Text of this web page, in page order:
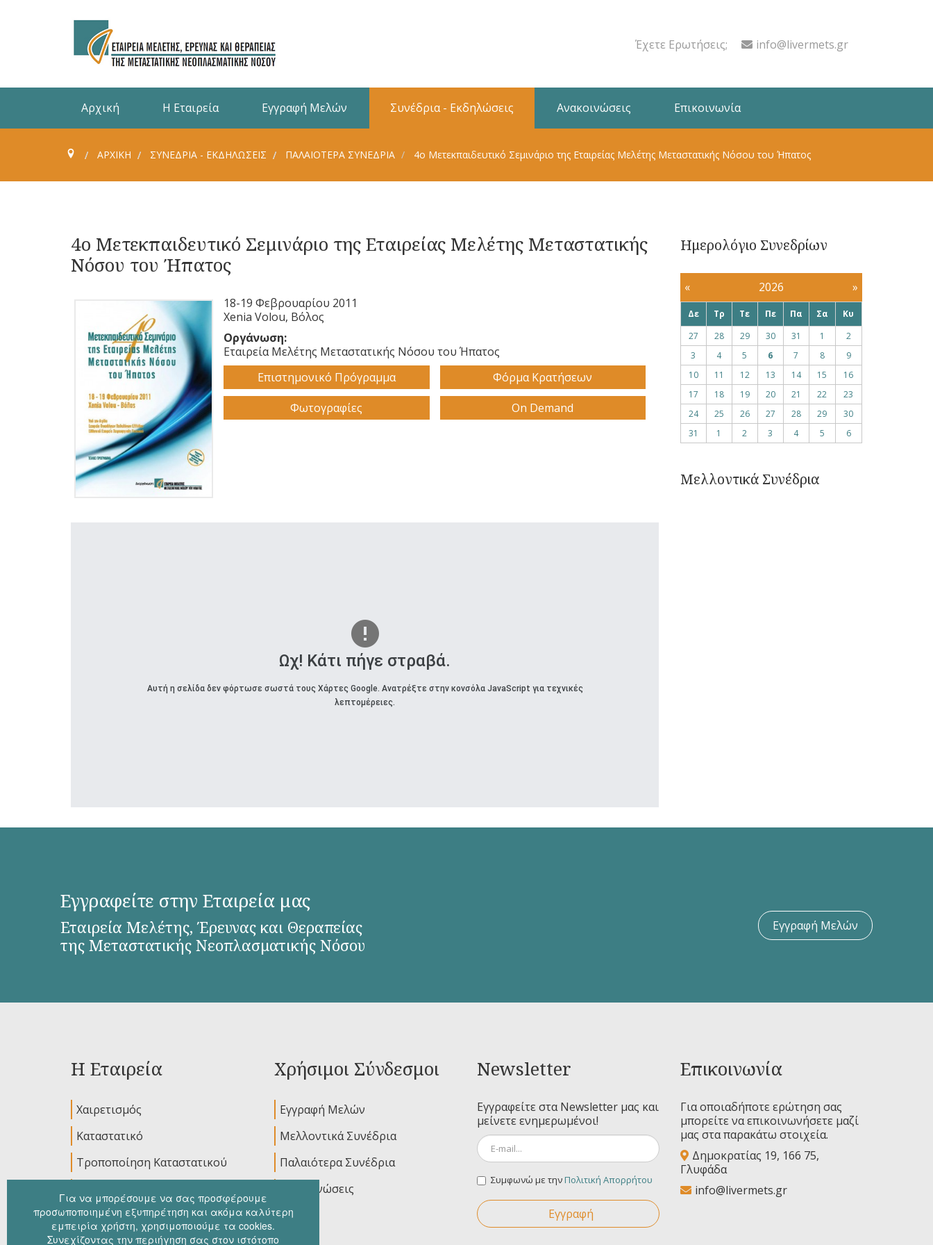
Έχετε Ερωτήσεις; info@livermets.gr
Αρχική Η Εταιρεία Εγγραφή Μελών Συνέδρια - Εκδηλώσεις Ανακοινώσεις Επικοινωνία
ΑΡΧΙΚΗ ΣΥΝΈΔΡΙΑ - ΕΚΔΗΛΏΣΕΙΣ ΠΑΛΑΙΌΤΕΡΑ ΣΥΝΈΔΡΙΑ 4ο Μετεκπαιδευτικό Σεμινάριο της Εταιρείας Μελέτης Μεταστατικής Νόσου του Ήπατος
4ο Μετεκπαιδευτικό Σεμινάριο της Εταιρείας Μελέτης Μεταστατικής
Νόσου του Ήπατος
18-19 Φεβρουαρίου 2011
Xenia Volou, Βόλος
Οργάνωση:
Εταιρεία Μελέτης Μεταστατικής Νόσου του Ήπατος
Επιστημονικό Πρόγραμμα
Φόρμα Κρατήσεων
Φωτογραφίες
On Demand
Ωχ! Κάτι πήγε στραβά.
Αυτή η σελίδα δεν φόρτωσε σωστά τους Χάρτες Google. Ανατρέξτε στην κονσόλα JavaScript για τεχνικές
λεπτομέρειες.
Ημερολόγιο Συνεδρίων
« 2026 »
Δε Τρ Τε Πε Πα Σα
Κυ
27
28 29 30 31 1
2
3
4 5 6 7 8
9
10
11 12 13 14 15
16
17
18 19 20 21 22
23
24
25 26 27 28 29
30
31
1 2 3 4 5 6
Μελλοντικά Συνέδρια
Εγγραφείτε στην Εταιρεία μας
Εταιρεία Μελέτης, Έρευνας και Θεραπείας
της Μεταστατικής Νεοπλασματικής Νόσου
Εγγραφή Μελών
Η Εταιρεία
Χαιρετισμός
Καταστατικό
Τροποποίηση Καταστατικού
Χρήσιμοι Σύνδεσμοι
Εγγραφή Μελών
Μελλοντικά Συνέδρια
Παλαιότερα Συνέδρια
Ανακοινώσεις
Newsletter
Εγγραφείτε στα Newsletter μας και
μείνετε ενημερωμένοι!
Συμφωνώ με τηνΠολιτική Απορρήτου
Εγγραφή
Επικοινωνία
Για οποιαδήποτε ερώτηση σας
μπορείτε να επικοινωνήσετε μαζί
μας στα παρακάτω στοιχεία.
Δημοκρατίας 19, 166 75,
Γλυφάδα
info@livermets.gr
Για να μπορέσουμε να σας προσφέρουμε
προσωποποιημένη εξυπηρέτηση και ακόμα καλύτερη
εμπειρία χρήστη, χρησιμοποιούμε τα cookies.
Συνεχίζοντας την περιήγηση σας στον ιστότοπο